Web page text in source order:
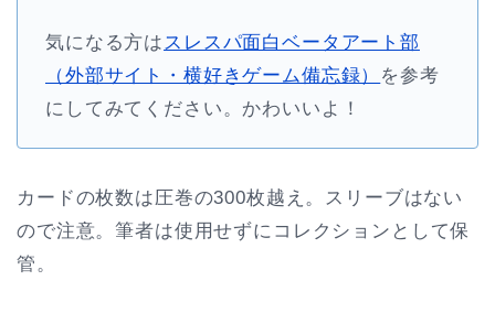
気になる方はスレスパ面白ベータアート部
（外部サイト・横好きゲーム備忘録） を参考
にしてみてください。かわいいよ！
カードの枚数は圧巻の300枚越え。スリーブはない
ので注意。筆者は使用せずにコレクションとして保
管。